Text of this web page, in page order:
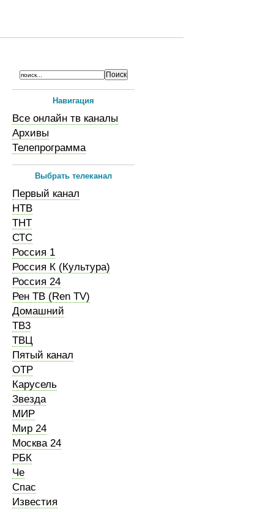
Навигация
Все онлайн тв каналы
Архивы
Телепрограмма
Выбрать телеканал
Первый канал
НТВ
ТНТ
СТС
Россия 1
Россия К (Культура)
Россия 24
Рен ТВ (Ren TV)
Домашний
ТВ3
ТВЦ
Пятый канал
ОТР
Карусель
Звезда
МИР
Мир 24
Москва 24
РБК
Че
Спас
Известия